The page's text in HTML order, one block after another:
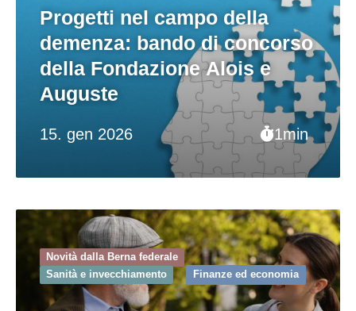
15. gen 2026 1min
Progetti nel campo della
demenza: bando di concorso
della Fondazione Alois e
Auguste
Novità dalla Berna federale
Sanità e invecchiamento
Finanze ed economia